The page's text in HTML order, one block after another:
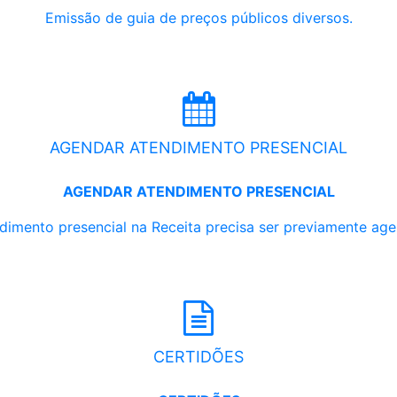
Emissão de guia de preços públicos diversos.
AGENDAR ATENDIMENTO PRESENCIAL
AGENDAR ATENDIMENTO PRESENCIAL
presencial na Receita precisa ser previamente
CERTIDÕES